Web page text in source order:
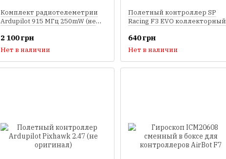
Комплект радиотелеметрии
Ardupilot 915 МГц 250mW (не
2 100 грн
Нет в наличии
Полетный контроллер SP
Racing F3 EVO коллекторный
640 грн
Нет в наличии